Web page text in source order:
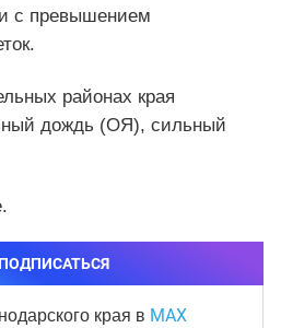
с превышением
районах края
дождь (ОЯ), сильный
края в MAX